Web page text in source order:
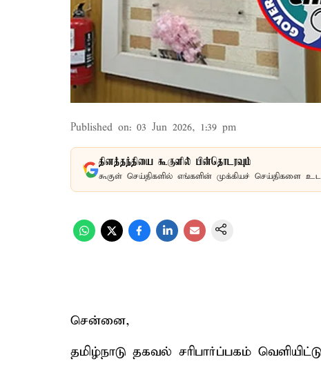
Published on: 03 Jun 2026, 1:39 pm
தினத்தந்தியை கூகுளில் பின்தொடரவும்
கூகுள் செய்திகளில் எங்களின் முக்கியச் செய்திகளை
சென்னை,
தமிழ்நாடு தகவல் சரிபார்ப்பகம்